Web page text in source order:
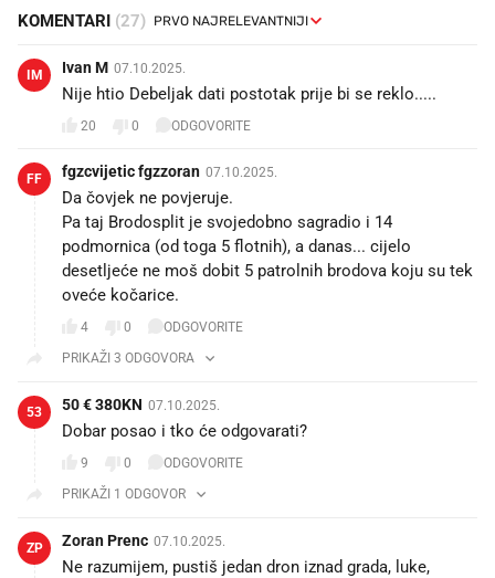
KOMENTARI (27)
IM Ivan M 07.10.2025.
Nije htio Debeljak dati postotak prije bi se reklo.....
20 0 ODGOVORITE
FF fgzcvijetic fgzzoran 07.10.2025.
Da čovjek ne povjeruje. 😖
Pa taj Brodosplit je svojedobno sagradio i 14
podmornica (od toga 5 flotnih), a danas... cijelo
desetljeće ne moš dobit 5 patrolnih brodova koju su tek
oveće kočarice.
4 0
ODGOVORITE
PRIKAŽI 3 ODGOVORA
53 50 € 380KN 07.10.2025.
Dobar posao i tko će odgovarati?🤔
9 0
ODGOVORITE
PRIKAŽI 1 ODGOVOR
ZP Zoran Prenc 07.10.2025.
Ne razumijem, pustiš jedan dron iznad grada, luke,